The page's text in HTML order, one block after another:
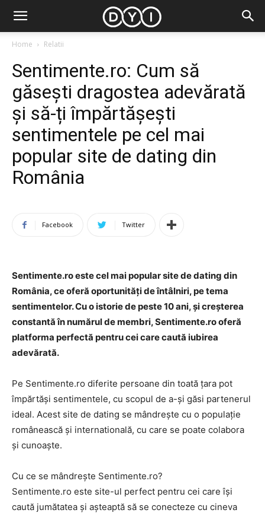
Home Relatii
Sentimente.ro: Cum să
găsești dragostea adevărată
și să-ți împărtășești
sentimentele pe cel mai
popular site de dating din
România
Facebook Twitter
Sentimente.ro este cel mai popular site de dating din
România, ce oferă oportunități de întâlniri, pe tema
sentimentelor. Cu o istorie de peste 10 ani, și creșterea
constantă în numărul de membri, Sentimente.ro oferă
platforma perfectă pentru cei care caută iubirea
adevărată.
Pe Sentimente.ro diferite persoane din toată țara pot
împărtăși sentimentele, cu scopul de a-și găsi partenerul
ideal. Acest site de dating se mândrește cu o populație
românească și internatională, cu care se poate colabora
și cunoaște.
Cu ce se mândrește Sentimente.ro?
Sentimente.ro este site-ul perfect pentru cei care își
caută jumătatea și așteaptă să se conecteze cu cineva